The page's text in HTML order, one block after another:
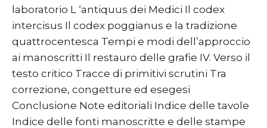
laboratorio L ‘antiquus dei Medici Il codex
intercisus Il codex poggianus e la tradizione
quattrocentesca Tempi e modi dell’approccio
ai manoscritti Il restauro delle grafie IV. Verso il
testo critico Tracce di primitivi scrutini Tra
correzione, congetture ed esegesi
Conclusione Note editoriali Indice delle tavole
Indice delle fonti manoscritte e delle stampe